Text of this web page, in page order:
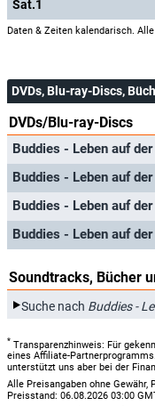
Sat.1
Daten & Zeiten kalendarisch.
DVDs, Blu-ray-Discs,
DVDs/Blu-ray-Discs
Buddies - Leben auf
Buddies - Leben auf
Soundtracks, Bücher
Suche nach Buddies -
* Transparenzhinweis: Für
eines Affiliate-
unterstützt uns aber bei der
Alle Preisangaben ohne
Preisstand: 06.08.2026 03:00